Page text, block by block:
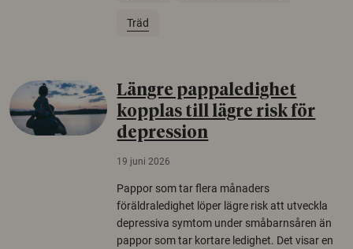
Träd
Längre pappaledighet
kopplas till lägre risk för
depression
19 juni 2026
Pappor som tar flera månaders
föräldraledighet löper lägre risk att utveckla
depressiva symtom under småbarnsåren än
pappor som tar kortare ledighet. Det visar en